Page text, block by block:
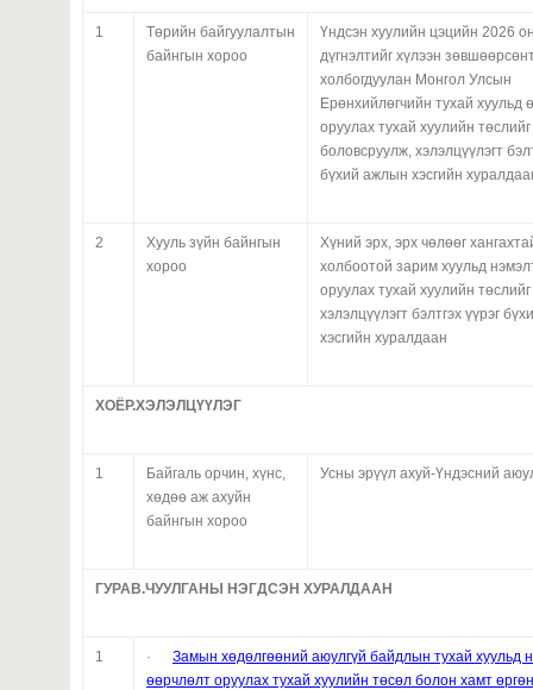
1
Төрийн байгуулалтын
байнгын хороо
Үндсэн хуулийн цэцийн 2026
дүгнэлтийг хүлээн
холбогдуулан Монгол Улсын
Ерөнхийлөгчийн тухай хуульд
оруулах тухай хуулийн төслийг
боловсруулж, хэлэлцүүлэгт
бүхий ажлын хэсгийн
2
Хууль зүйн байнгын
хороо
Хүний эрх, эрх чөлөөг
холбоотой зарим хуульд
оруулах тухай хуулийн төслийг
хэлэлцүүлэгт бэлтгэх үүрэг
хэсгийн хуралдаан
ХОЁР.ХЭЛЭЛЦҮҮЛЭГ
1
Байгаль орчин, хүнс,
хөдөө аж ахуйн
байнгын хороо
Усны эрүүл ахуй-Үндэсний
ГУРАВ.ЧУУЛГАНЫ НЭГДСЭН ХУРАЛДААН
1 · Замын хөдөлгөөний аюулгүй байдлын тухай хуульд
өөрчлөлт оруулах тухай хуулийн төсөл болон хамт